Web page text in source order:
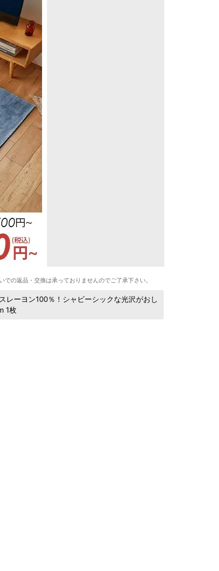
の返品・交換は承っておりませんのでご了承下さい。
レーヨン100％！シャビーシックな光沢がおし
1枚